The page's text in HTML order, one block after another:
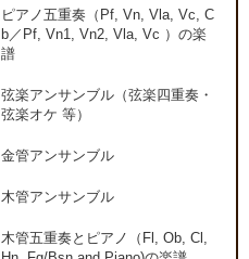
ピアノ五重奏（Pf, Vn, Vla, Vc, C
b／Pf, Vn1, Vn2, Vla, Vc ）の楽
譜
弦楽アンサンブル（弦楽四重奏・
弦楽オケ 等）
金管アンサンブル
木管アンサンブル
木管五重奏とピアノ（Fl, Ob, Cl,